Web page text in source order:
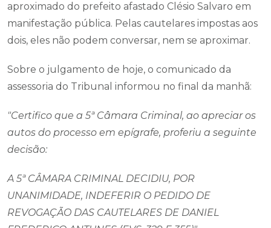
aproximado do prefeito afastado Clésio Salvaro em
manifestação pública. Pelas cautelares impostas aos
dois, eles não podem conversar, nem se aproximar.
Sobre o julgamento de hoje, o comunicado da
assessoria do Tribunal informou no final da manhã:
"Certifico que a 5ª Câmara Criminal, ao apreciar os
autos do processo em epígrafe, proferiu a seguinte
decisão:
A 5ª CÂMARA CRIMINAL DECIDIU, POR
UNANIMIDADE, INDEFERIR O PEDIDO DE
REVOGAÇÃO DAS CAUTELARES DE DANIEL